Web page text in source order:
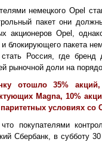
немецкого Opel
пакет они
акционеров Opel,
и блокирующего пакета
Россия, где бренд
рыночной доли на
отошло 35%
Magna, 10%
паритетных условиях
покупателями
Сбербанк, в субботу